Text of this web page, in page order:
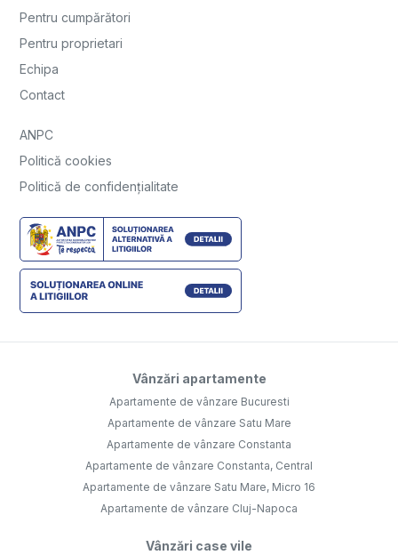
Pentru cumpărători
Pentru proprietari
Echipa
Contact
ANPC
Politică cookies
Politică de confidențialitate
Vânzări apartamente
Apartamente de vânzare Bucuresti
Apartamente de vânzare Satu Mare
Apartamente de vânzare Constanta
Apartamente de vânzare Constanta, Central
Apartamente de vânzare Satu Mare, Micro 16
Apartamente de vânzare Cluj-Napoca
Vânzări case vile